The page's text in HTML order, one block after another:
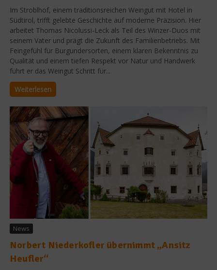
Im Stroblhof, einem traditionsreichen Weingut mit Hotel in
Südtirol, trifft gelebte Geschichte auf moderne Präzision. Hier
arbeitet Thomas Nicolussi-Leck als Teil des Winzer-Duos mit
seinem Vater und prägt die Zukunft des Familienbetriebs. Mit
Feingefühl für Burgundersorten, einem klaren Bekenntnis zu
Qualität und einem tiefen Respekt vor Natur und Handwerk
führt er das Weingut Schritt für...
Weiterlesen
News
Norbert Niederkofler übernimmt „Ansitz
Heufler“